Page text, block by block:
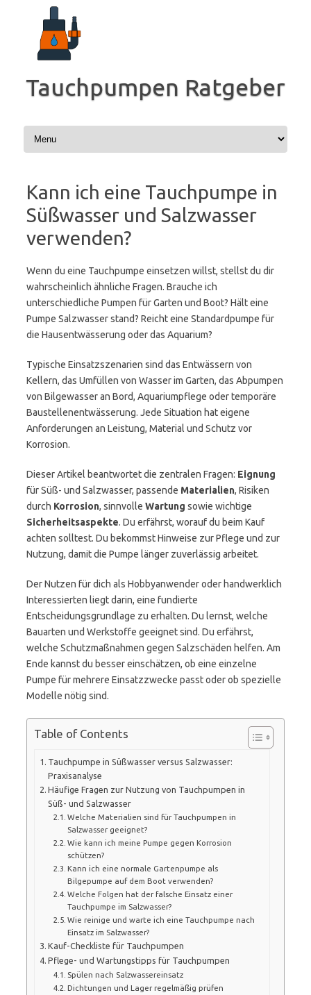
springen
Tauchpumpen Ratgeber
Kann ich eine Tauchpumpe in
Süßwasser und Salzwasser
verwenden?
Wenn du eine Tauchpumpe einsetzen willst, stellst du dir
wahrscheinlich ähnliche Fragen. Brauche ich
unterschiedliche Pumpen für Garten und Boot? Hält eine
Pumpe Salzwasser stand? Reicht eine Standardpumpe für
die Hausentwässerung oder das Aquarium?
Typische Einsatzszenarien sind das Entwässern von
Kellern, das Umfüllen von Wasser im Garten, das Abpumpen
von Bilgewasser an Bord, Aquariumpflege oder temporäre
Baustellenentwässerung. Jede Situation hat eigene
Anforderungen an Leistung, Material und Schutz vor
Korrosion.
Dieser Artikel beantwortet die zentralen Fragen: Eignung
für Süß- und Salzwasser, passende Materialien, Risiken
durch Korrosion, sinnvolle Wartung sowie wichtige
Sicherheitsaspekte. Du erfährst, worauf du beim Kauf
achten solltest. Du bekommst Hinweise zur Pflege und zur
Nutzung, damit die Pumpe länger zuverlässig arbeitet.
Der Nutzen für dich als Hobbyanwender oder handwerklich
Interessierten liegt darin, eine fundierte
Entscheidungsgrundlage zu erhalten. Du lernst, welche
Bauarten und Werkstoffe geeignet sind. Du erfährst,
welche Schutzmaßnahmen gegen Salzschäden helfen. Am
Ende kannst du besser einschätzen, ob eine einzelne
Pumpe für mehrere Einsatzzwecke passt oder ob spezielle
Modelle nötig sind.
Table of Contents
Tauchpumpe in Süßwasser versus Salzwasser:
Praxisanalyse
Häufige Fragen zur Nutzung von Tauchpumpen in
Süß- und Salzwasser
Welche Materialien sind für Tauchpumpen in
Salzwasser geeignet?
Wie kann ich meine Pumpe gegen Korrosion
schützen?
Kann ich eine normale Gartenpumpe als
Bilgepumpe auf dem Boot verwenden?
Welche Folgen hat der falsche Einsatz einer
Tauchpumpe im Salzwasser?
Wie reinige und warte ich eine Tauchpumpe nach
Einsatz im Salzwasser?
Kauf-Checkliste für Tauchpumpen
Pflege- und Wartungstipps für Tauchpumpen
Spülen nach Salzwassereinsatz
Dichtungen und Lager regelmäßig prüfen